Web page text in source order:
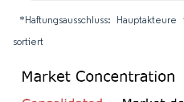
*Haftungsausschluss:
sortiert